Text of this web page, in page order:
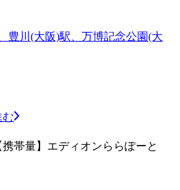
豊川(大阪)駅、万博記念公園(大
む
帯量】エディオンららぽーと